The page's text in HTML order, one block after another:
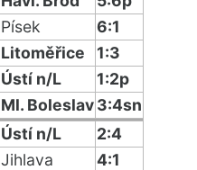
Písek
6:1
Litoměřice
1:3
Ústí n/L
1:2p
Ml. Boleslav3:4sn
Ústí n/L
2:4
Jihlava
4:1